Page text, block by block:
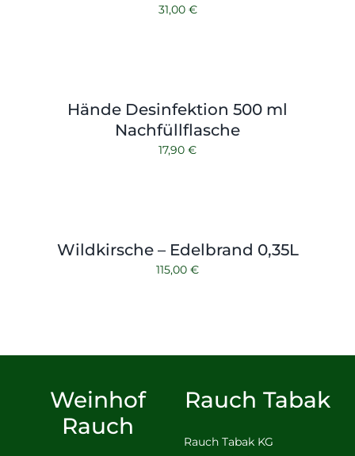
31,00 €
Hände Desinfektion 500 ml
Nachfüllflasche
17,90 €
Wildkirsche – Edelbrand 0,35L
115,00 €
Weinhof
Rauch
Rauch Tabak
Rauch Tabak KG